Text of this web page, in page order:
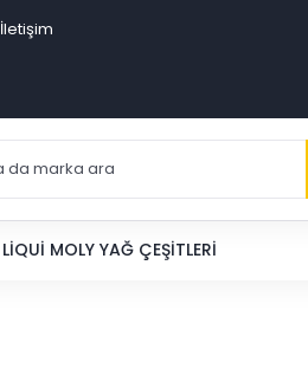
İletişim
LIQUI MOLY YAĞ ÇEŞITLERI